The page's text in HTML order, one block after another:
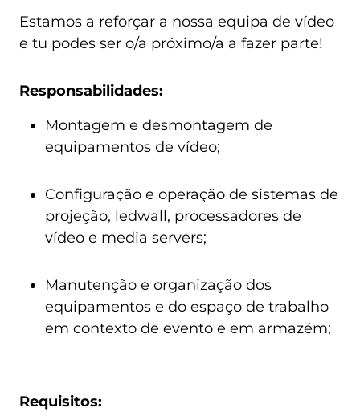
Estamos a reforçar a nossa equipa de vídeo
e tu podes ser o/a próximo/a a fazer parte!
Responsabilidades:
Montagem e desmontagem de
equipamentos de vídeo;
Configuração e operação de sistemas de
projeção, ledwall, processadores de
vídeo e media servers;
Manutenção e organização dos
equipamentos e do espaço de trabalho
em contexto de evento e em armazém;
Requisitos: